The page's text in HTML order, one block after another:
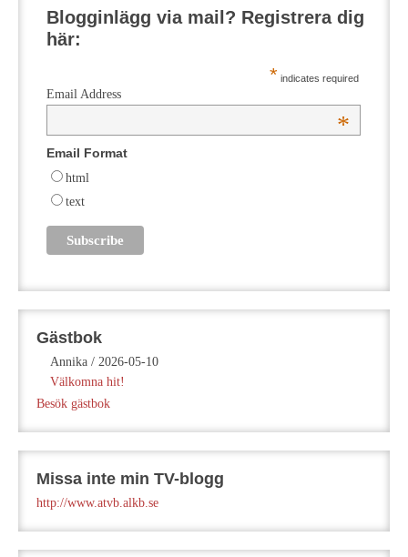
Blogginlägg via mail? Registrera dig
här:
* indicates required
Email Address
*
Email Format
html
text
Gästbok
Annika / 2026-05-10
Välkomna hit!
Besök gästbok
Missa inte min TV-blogg
http://www.atvb.alkb.se